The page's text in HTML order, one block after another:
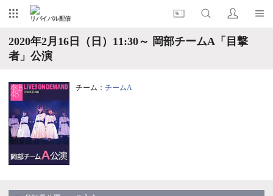
リバイバル配信
2020年2月16日（日）11:30～ 岡部チームA「目撃
者」公演
チーム： チームA